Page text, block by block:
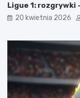
Ligue 1: rozgrywki
20 kwietnia 2026